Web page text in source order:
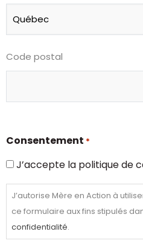
Code postal
Consentement *
J’accepte la politique de
J’autorise Mère en Action à
ce formulaire aux fins stipulés
confidentialité.